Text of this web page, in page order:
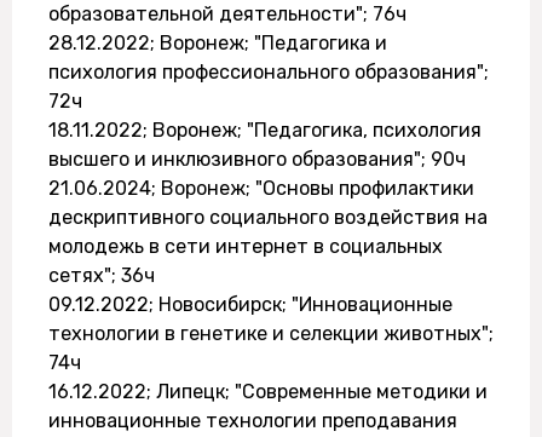
образовательной деятельности"; 76ч
28.12.2022; Воронеж; "Педагогика и
психология профессионального образования";
72ч
18.11.2022; Воронеж; "Педагогика, психология
высшего и инклюзивного образования"; 90ч
21.06.2024; Воронеж; "Основы профилактики
дескриптивного социального воздействия на
молодежь в сети интернет в социальных
сетях"; 36ч
09.12.2022; Новосибирск; "Инновационные
технологии в генетике и селекции животных";
74ч
16.12.2022; Липецк; "Современные методики и
инновационные технологии преподавания